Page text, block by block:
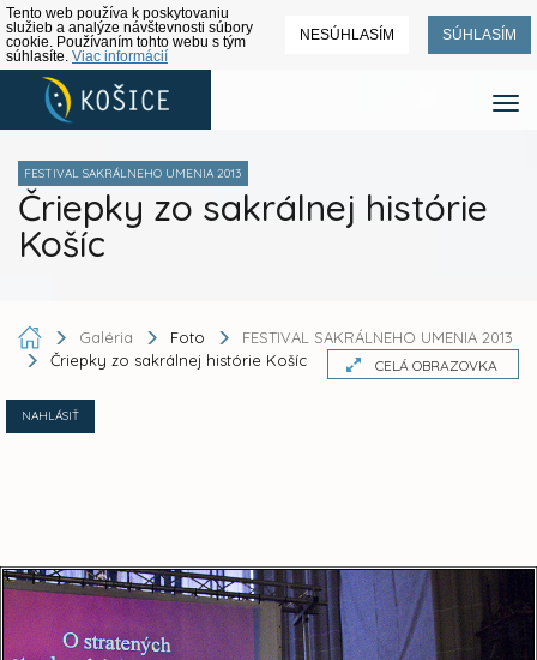
Tento web používa k poskytovaniu
služieb a analýze návštevnosti súbory
cookie. Používaním tohto webu s tým
súhlasíte. Viac informácií
NESÚHLASÍM SÚHLASÍM
FESTIVAL SAKRÁLNEHO UMENIA 2013
Čriepky zo sakrálnej histórie
Košíc
Galéria Foto
FESTIVAL SAKRÁLNEHO UMENIA 2013
Čriepky zo sakrálnej histórie Košíc
CELÁ OBRAZOVKA
NAHLÁSIŤ